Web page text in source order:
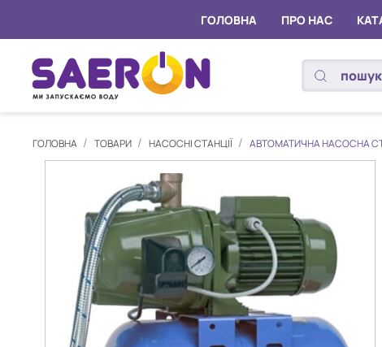
ГОЛОВНА ПРО НАС
ГОЛОВНА ТОВАРИ НАСОСНІ СТАНЦІЇ АВТОМАТИЧНА НАСОСНА